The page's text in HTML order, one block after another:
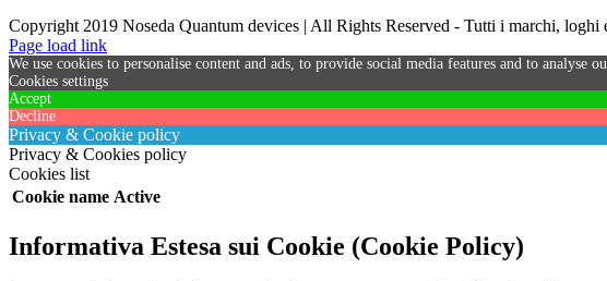
Copyright 2019 Noseda Quantum devices | All Rights Reserved - Tutti i marchi,
Page load link
We use cookies to personalise content and ads, to provide social media features and to
Cookies settings
Accept
Decline
Privacy & Cookie policy
Privacy & Cookies policy
Cookies list
Cookie name Active
Informativa Estesa sui Cookie (Cookie Policy)